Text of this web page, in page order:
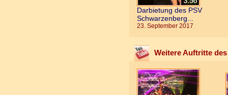
Darbietung des PSV
Schwarzenberg...
23. September 2017
Weitere Auftritte des